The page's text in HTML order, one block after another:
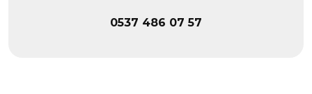
0537 486 07 57